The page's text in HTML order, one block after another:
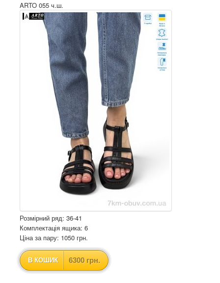
ARTO 055 ч.ш.
Розмірний ряд: 36-41
Комплектація ящика: 6
Ціна за пару: 1050 грн.
В КОШИК 6300 грн.